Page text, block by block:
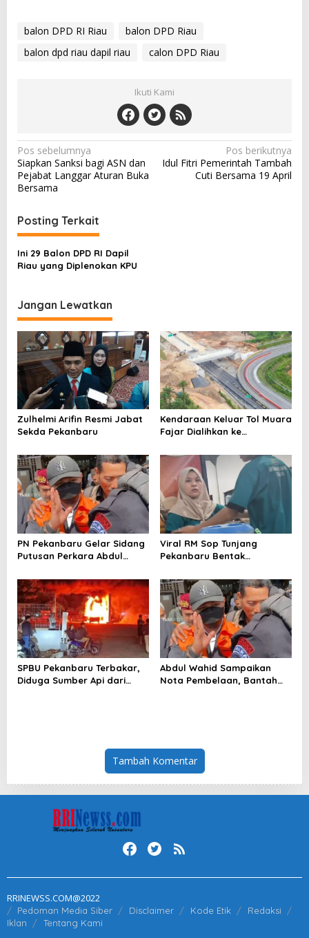
balon DPD RI Riau
balon DPD Riau
balon dpd riau dapil riau
calon DPD Riau
Ikuti Kami
N
a
v
i
g
a
s
p
o
s
Pos sebelumnya
Siapkan Sanksi bagi ASN dan
Pejabat Langgar Aturan Buka
Bersama
Pos berikutnya
Idul Fitri Pemerintah Tambah
Cuti Bersama 19 April
Posting Terkait
Ini 29 Balon DPD RI Dapil
Riau yang Diplenokan KPU
Jangan Lewatkan
Zulhelmi Arifin Resmi Jabat
Sekda Pekanbaru
Kendaraan Keluar Tol Muara
Fajar Dialihkan ke
PN Pekanbaru Gelar Sidang
Putusan Perkara Abdul
Viral RM Sop Tunjang
Pekanbaru Bentak
Maaf
SPBU Pekanbaru Terbakar,
Diduga Sumber Api dari
Abdul Wahid Sampaikan
Nota Pembelaan, Bantah
Tambah Komentar
RRINEWSS.COM@2022
Pedoman Media Siber Disclaimer Kode Etik
Redaksi
Iklan
Tentang Kami